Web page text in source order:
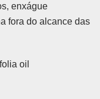
enxágue
fora do alcance das
oil